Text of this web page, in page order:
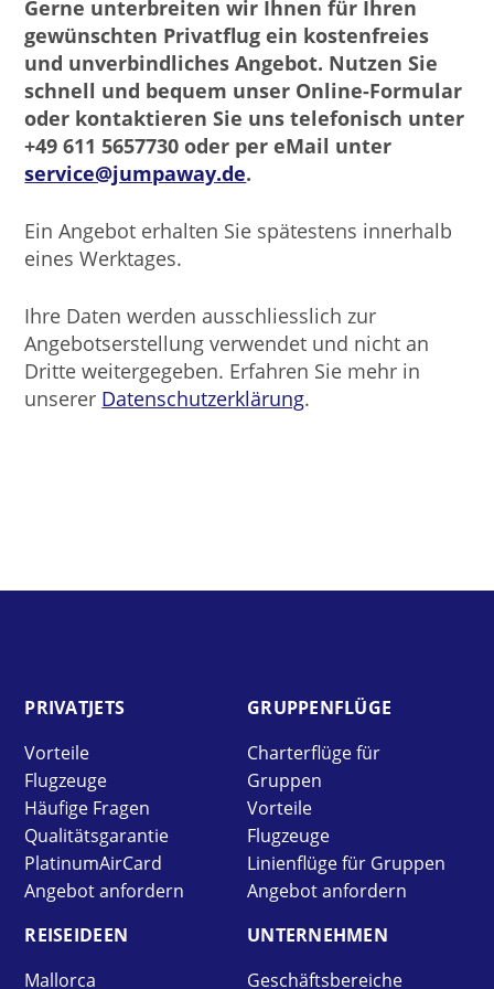
Gerne unterbreiten wir Ihnen für Ihren
gewünschten Privatflug ein kostenfreies
und unverbindliches Angebot. Nutzen Sie
schnell und bequem unser Online-Formular
oder kontaktieren Sie uns telefonisch unter
+49 611 5657730 oder per eMail unter
service@jumpaway.de.
Ein Angebot erhalten Sie spätestens innerhalb
eines Werktages.
Ihre Daten werden ausschliesslich zur
Angebotserstellung verwendet und nicht an
Dritte weitergegeben. Erfahren Sie mehr in
unserer Datenschutzerklärung.
PRIVAT­JETS
Vorteile
Flugzeuge
Häufige Fragen
Qualitätsgarantie
PlatinumAirCard
Angebot anfordern
GRUPPEN­FLÜGE
Charterflüge für
Gruppen
Vorteile
Flugzeuge
Linienflüge für Gruppen
Angebot anfordern
REISE­IDEEN
Mallorca
UNTER­NEHMEN
Geschäftsbereiche